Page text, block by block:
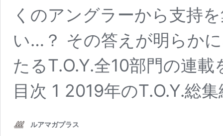
くのアングラーから支持
い…？ その答えが明らか
たるT.O.Y.全10部門の連
目次 1 2019年のT.O.Y.総
ルアマガプラス